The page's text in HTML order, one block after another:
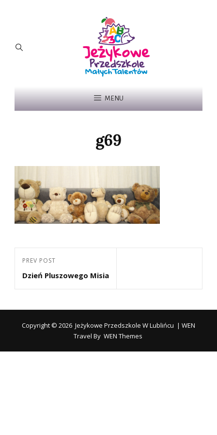
MENU
g69
Nawigacja
wpisu
Previous
Post
PREV POST
Dzień Pluszowego Misia
Copyright © 2026 Jeżykowe Przedszkole W Lublińcu | WEN
Travel By WEN Themes